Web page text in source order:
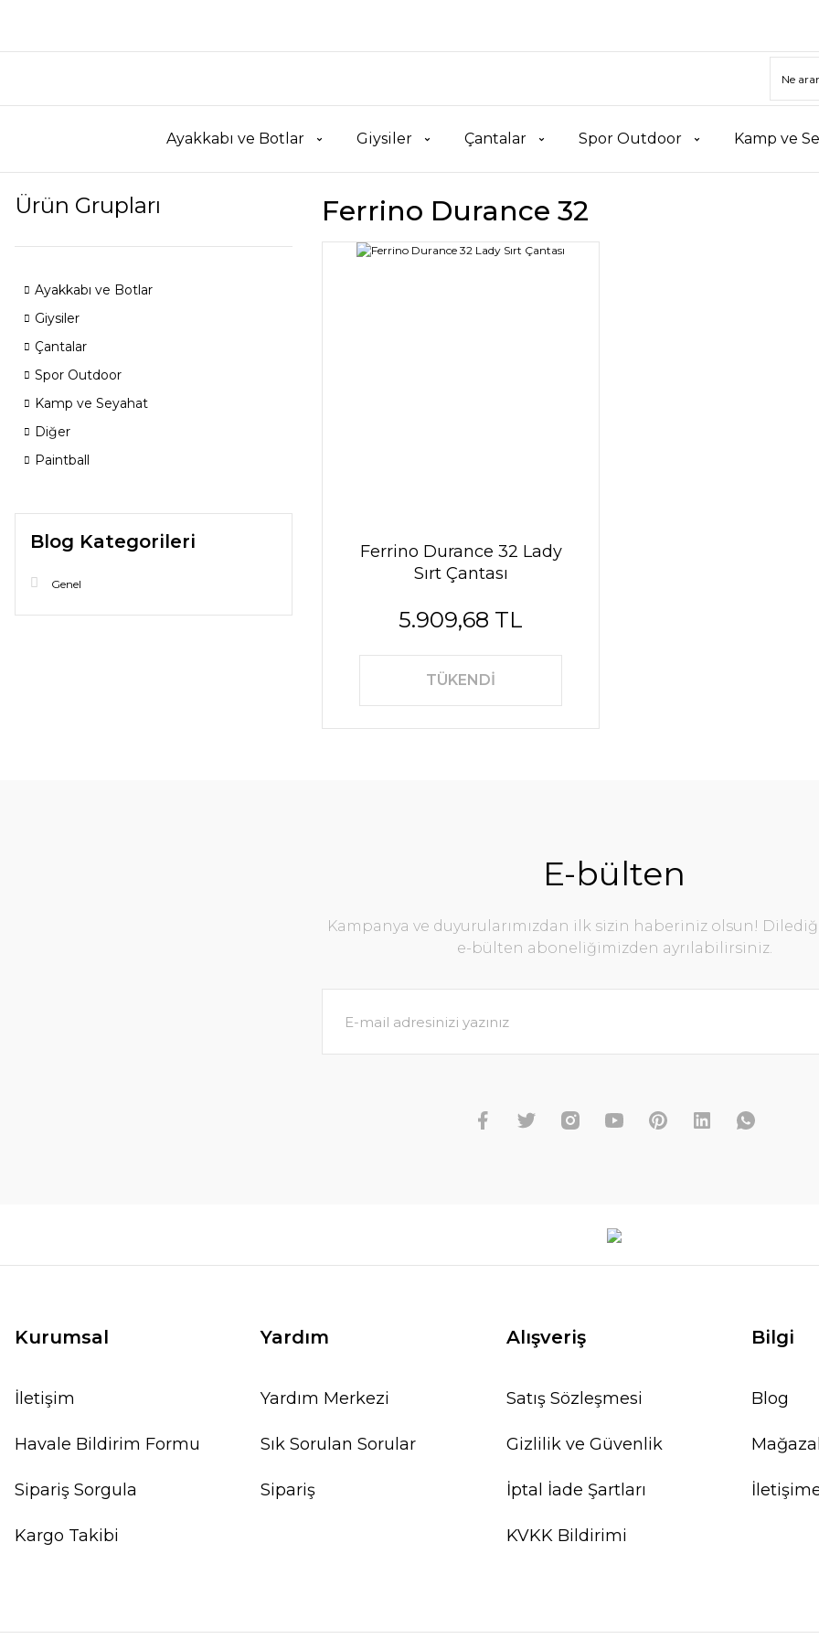
Ayakkabı ve Botlar Giysiler Çantalar Spor Outdoor Kamp ve
Ürün Grupları
Ayakkabı ve Botlar
Giysiler
Çantalar
Spor Outdoor
Kamp ve Seyahat
Diğer
Paintball
Blog Kategorileri
Genel
Ferrino Durance 32
Ferrino Durance 32 Lady
Sırt Çantası
5.909,68 TL
TÜKENDİ
E-bülten
Kampanya ve duyurularımızdan ilk sizin haberiniz olsun!
e-bülten aboneliğimizden ayrılabilirsiniz.
Kurumsal
İletişim
Havale Bildirim Formu
Sipariş Sorgula
Kargo Takibi
Yardım
Yardım Merkezi
Sık Sorulan Sorular
Sipariş
Alışveriş
Satış Sözleşmesi
Gizlilik ve Güvenlik
İptal İade Şartları
KVKK Bildirimi
Bilgi
Blog